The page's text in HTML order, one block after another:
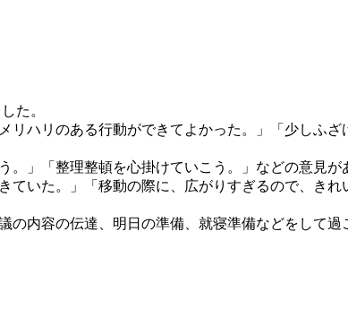
た。
リハリのある行動ができてよかった。」「少しふざ
」「整理整頓を心掛けていこう。」などの意見が
ていた。」「移動の際に、広がりすぎるので、き
の内容の伝達、明日の準備、就寝準備などをして